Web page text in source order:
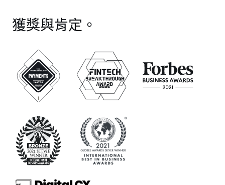
加密貨幣持有倉位的人。
獲獎與肯定。